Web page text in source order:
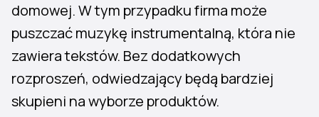
domowej. W tym przypadku firma może
puszczać muzykę instrumentalną, która nie
zawiera tekstów. Bez dodatkowych
rozproszeń, odwiedzający będą bardziej
skupieni na wyborze produktów.